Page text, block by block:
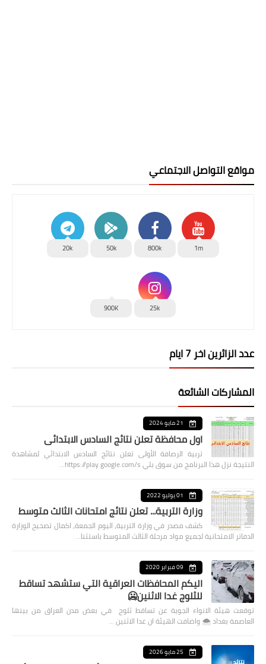
مواقع التواصل الاجتماعي
1m
800k
50k
20k
25k
900K
عدد الزائرين اخر 7 ايام
المشاركات الشائعة
21 مايو 2024
اول محافظة تعلن نتائج السادس الابتدائي
تربية الرصافة الأولى تعلن نتائج السادس الابتدائي لمشاهدة
النتيجة نزل هذا البرنامج من سوق بلي https://play.google.com/s…
01 يوليو 2022
وزارة التربية... تعلن نتائج امتحانات الثالث متوسط
كشف مصدر في وزارة التربية، اليوم الجمعة، اكمال تصحيح الوزارة
الدفاتر الامتحانية لجميع مواد مرحلة الثالث المتوسط باستثنا…
09 فبراير 2020
اليكم المحافظات العراقية التي ستشهد تساقط
للثلوج غدا الاثنين🥶
توقعت هيئة الانواء الجوية عن تساقط ثلوج في بعض مدن العراق من بينها
العاصمة بغداد ⁦🌨️⁩ واضافت الهيئة ان غدا الاثنين …
25 مايو 2026